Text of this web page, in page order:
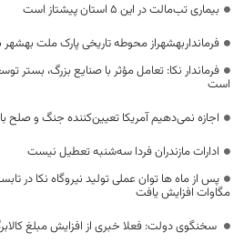
بیماری تب‌مالت در این ۵ استان پیشتاز است
فرمانداربهشهراز محوطه تاریخی پارک ملت بهشهر
فرماندار نکا: تعامل مؤثر با صنایع بزرگ، بستر
است
اجازه نمی‌دهیم آمریکا تعیین‌کننده جنگ و صلح
ادارات مازندران فردا سه‌شنبه تعطیل نیست
مگاوات افزایش یافت
سخنگوی دولت: فعلا خبری از افزایش مبلغ